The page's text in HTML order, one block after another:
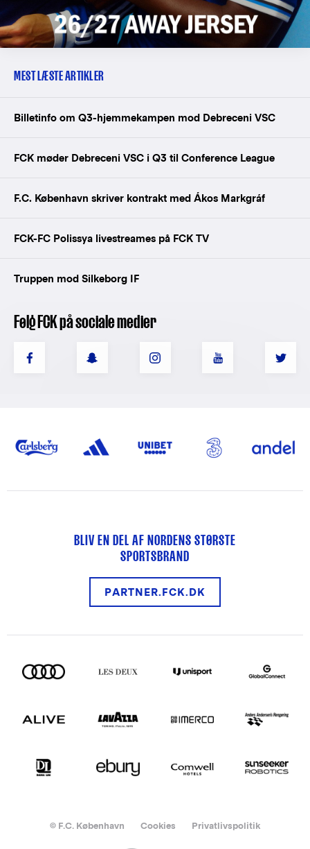
MEST LÆSTE ARTIKLER
Billetinfo om Q3-hjemmekampen mod Debreceni VSC
FCK møder Debreceni VSC i Q3 til Conference League
F.C. København skriver kontrakt med Ákos Markgráf
FCK-FC Polissya livestreames på FCK TV
Truppen mod Silkeborg IF
Følg FCK på sociale medier
BLIV EN DEL AF NORDENS STØRSTE
SPORTSBRAND
PARTNER.FCK.DK
© F.C. København Cookies Privatlivspolitik